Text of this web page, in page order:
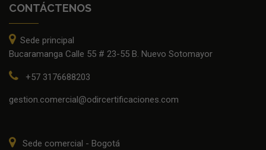
CONTÁCTENOS
Sede principal
Bucaramanga Calle 55 # 23-55 B. Nuevo Sotomayor
+57 3176688203
gestion.comercial@odircertificaciones.com
Sede comercial - Bogotá